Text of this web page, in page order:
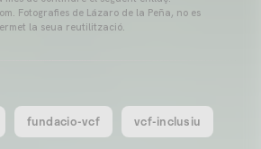
Fotografies de Lázaro de la Peña, no es
la seua reutilització.
fundacio-vcf vcf-inclusiu